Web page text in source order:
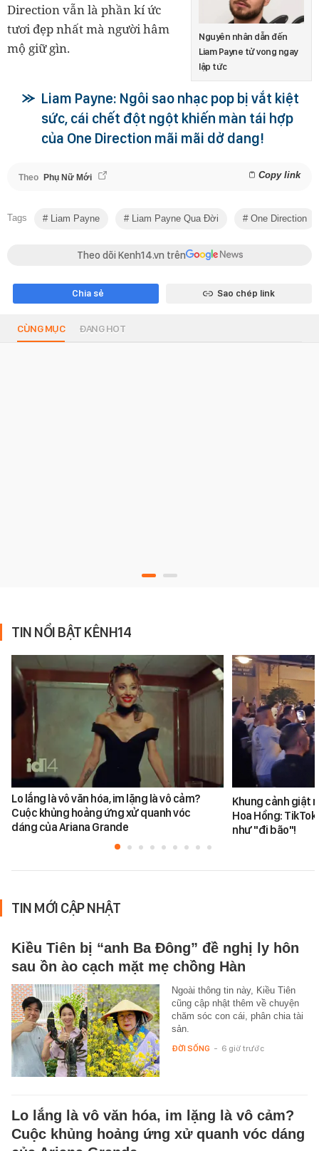
Nguyên nhân dẫn đến
Liam Payne tử vong ngay
lập tức
Direction vẫn là phần kí ức
tươi đẹp nhất mà người hâm
mộ giữ gìn.
Liam Payne: Ngôi sao nhạc pop bị vắt kiệt
sức, cái chết đột ngột khiến màn tái hợp
của One Direction mãi mãi dở dang!
Theo Phụ Nữ Mới Copy link
Tags Liam Payne Liam Payne Qua Đời One Direction
Theo dõi Kenh14.vn trên
Chia sẻ Sao chép link
CÙNG MỤC ĐANG HOT
TIN NỔI BẬT KÊNH14
Lo lắng là vô văn hóa, im lặng là vô cảm?
Cuộc khủng hoảng ứng xử quanh vóc
dáng của Ariana Grande
Khung cảnh giật
Hoa Hồng:
như "đi bão"!
TIN MỚI CẬP NHẬT
Kiều Tiên bị “anh Ba Đông” đề nghị ly hôn
sau ồn ào cạch mặt mẹ chồng Hàn
Ngoài thông tin này, Kiều Tiên
cũng cập nhật thêm về chuyện
chăm sóc con cái, phân chia tài
sản.
ĐỜI SỐNG - 6 giờ trước
Lo lắng là vô văn hóa, im lặng là vô cảm?
Cuộc khủng hoảng ứng xử quanh vóc dáng